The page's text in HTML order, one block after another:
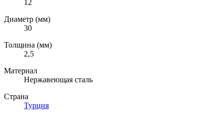
12
Диаметр (мм)
30
Толщина (мм)
2,5
Материал
Нержавеющая сталь
Страна
Турция